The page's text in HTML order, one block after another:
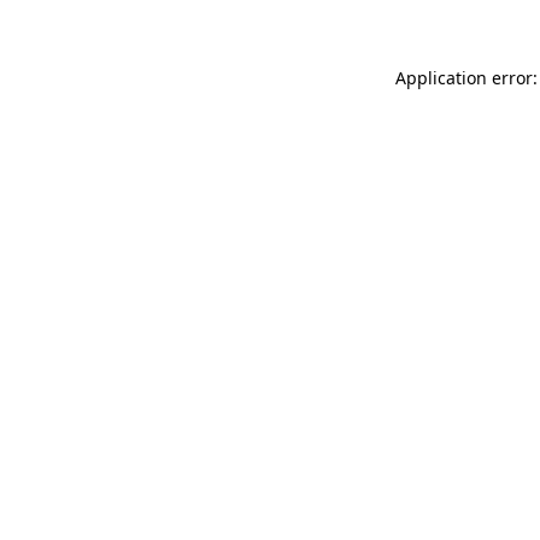
Application